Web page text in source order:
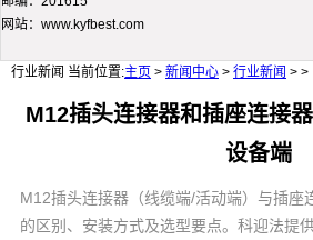
网站：www.kyfbest.com
行业新闻 当前位置:主页 > 新闻中心 > 行业新闻 > >
M12插头连接器和插座连接
设备端
M12插头连接器（线缆端/活动端）与插座
的区别、安装方式及选型要点。科迎法提